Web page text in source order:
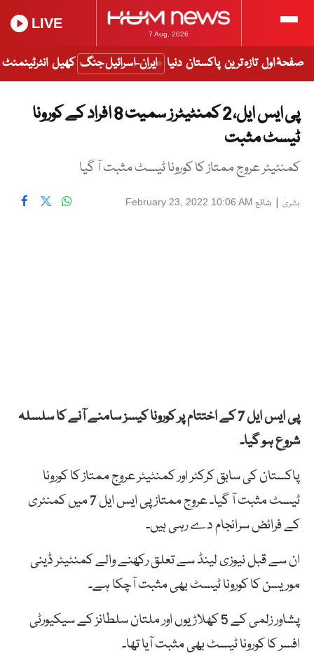
7 Aug, 2026
LIVE
صفحۂ اول تازہ ترین پاکستان دنیا ایران-اسرائیل جنگ کھیل انٹرٹینمنٹ
پی ایس ایل، 2 کمنٹیٹرز سمیت 8 افراد کے کورونا
ٹیسٹ مثبت
کمنٹیٹر عروج ممتاز کا کورونا ٹیسٹ مثبت آ گیا
بشریٰ | شائع February 23, 2022 10:06 AM
پی ایس ایل 7 کے اختتام پر کورونا کیسز سامنے آنے کا سلسلہ
شروع ہو گیا۔
پاکستان کی سابق کرکٹر اور کمنٹیٹر عروج ممتاز کا کورونا
ٹیسٹ مثبت آ گیا۔ عروج ممتاز پی ایس ایل 7 میں کمنٹری
کے فرائض سرانجام دے رہی ہیں۔
ان سے قبل نیوزی لینڈ سے تعلق رکھنے والے کمنٹیٹر ڈینی
موریسن کا کورونا ٹیسٹ بھی مثبت آچکا ہے۔
پشاور زلمی کے 5 کھلاڑیوں اور ملتان سلطانز کے سیکیورٹی
افسر کا کورونا ٹیسٹ بھی مثبت آیا تھا۔